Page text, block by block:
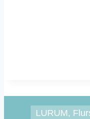
LURUM,